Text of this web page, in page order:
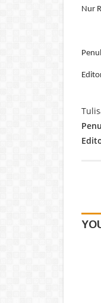
Nur